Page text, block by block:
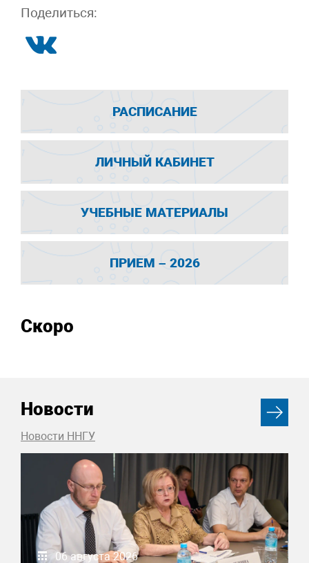
Поделиться:
РАСПИСАНИЕ
ЛИЧНЫЙ КАБИНЕТ
УЧЕБНЫЕ МАТЕРИАЛЫ
ПРИЕМ – 2026
Скоро
Новости
Новости ННГУ
06 августа 2026